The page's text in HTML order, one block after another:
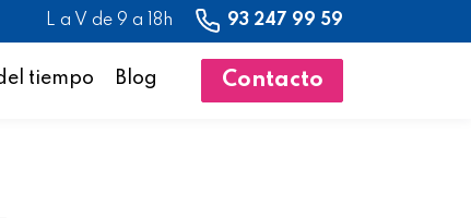
L a V de 9 a 18h 93 247 99 59
tiempo Blog Contacto